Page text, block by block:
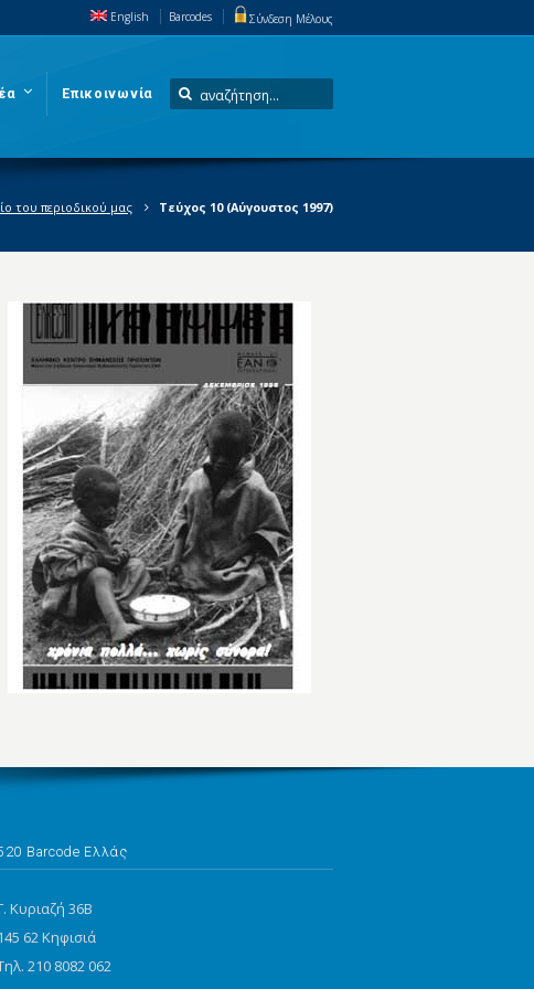
English Barcodes Σύνδεση Μέλους
Επικοινωνία
του περιοδικού μας Τεύχος 10 (Αύγουστος 1997)
Barcode Ελλάς
Κυριαζή 36Β
62 Κηφισιά
210 8082 062